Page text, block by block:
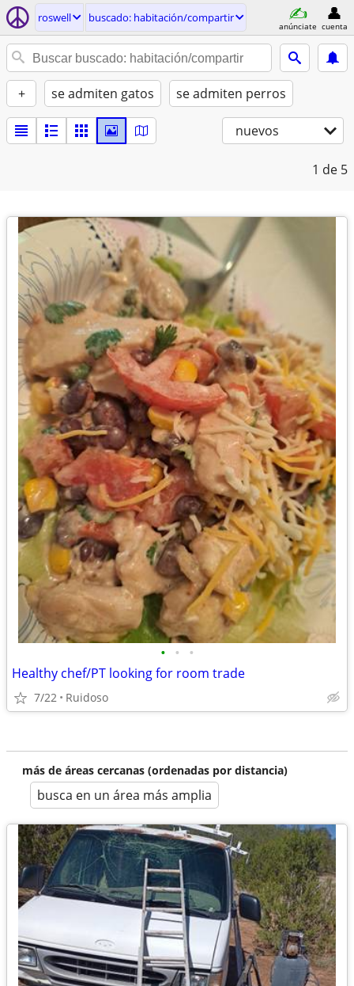
roswell buscado: habitación/compartir
anúnciate cuenta
+ se admiten gatos se admiten perros
nuevos
1 de 5
• • •
Healthy chef/PT looking for room trade
7/22 Ruidoso
más de áreas cercanas (ordenadas por distancia)
busca en un área más amplia